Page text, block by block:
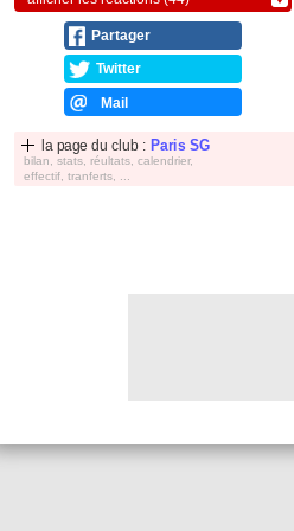
Partager
Twitter
Mail
la page du club : Paris SG
bilan, stats, réultats, calendrier,
effectif, tranferts, ...